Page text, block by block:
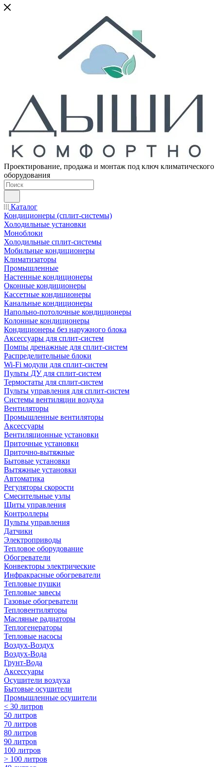
Проектирование, продажа и монтаж под ключ климатического
оборудования
Каталог
Кондиционеры (сплит-системы)
Холодильные установки
Моноблоки
Холодильные сплит-системы
Мобильные кондиционеры
Климатизаторы
Промышленные
Настенные кондиционеры
Оконные кондиционеры
Кассетные кондиционеры
Канальные кондиционеры
Напольно-потолочные кондиционеры
Колонные кондиционеры
Кондиционеры без наружного блока
Аксессуары для сплит-систем
Помпы дренажные для сплит-систем
Распределительные блоки
Wi-Fi модули для сплит-систем
Пульты ДУ для сплит-систем
Термостаты для сплит-систем
Пульты управления для сплит-систем
Системы вентиляции воздуха
Вентиляторы
Промышленные вентиляторы
Аксессуары
Вентиляционные установки
Приточные установки
Приточно-вытяжные
Бытовые установки
Вытяжные установки
Автоматика
Регуляторы скорости
Смесительные узлы
Щиты управления
Контроллеры
Пульты управления
Датчики
Электроприводы
Тепловое оборудование
Обогреватели
Конвекторы электрические
Инфракрасные обогреватели
Тепловые пушки
Тепловые завесы
Газовые обогреватели
Тепловентиляторы
Масляные радиаторы
Теплогенераторы
Тепловые насосы
Воздух-Воздух
Воздух-Вода
Грунт-Вода
Аксессуары
Осушители воздуха
Бытовые осушители
Промышленные осушители
< 30 литров
50 литров
70 литров
80 литров
90 литров
100 литров
> 100 литров